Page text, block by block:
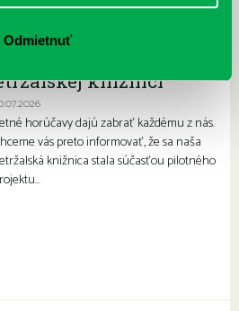
Odmietnuť
knižnici
horúčavy dajú zabrať každému z nás.
vás preto informovať, že sa naša
knižnica stala súčasťou pilotného